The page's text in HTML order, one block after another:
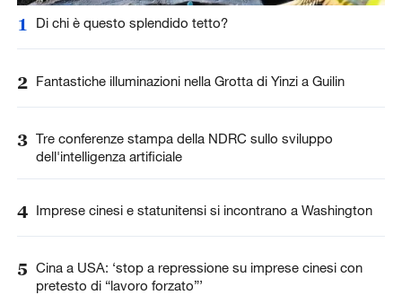
1 Di chi è questo splendido tetto?
2 Fantastiche illuminazioni nella Grotta di Yinzi a Guilin
3 Tre conferenze stampa della NDRC sullo sviluppo
dell'intelligenza artificiale
4 Imprese cinesi e statunitensi si incontrano a Washington
5 Cina a USA: ‘stop a repressione su imprese cinesi con
pretesto di “lavoro forzato”’